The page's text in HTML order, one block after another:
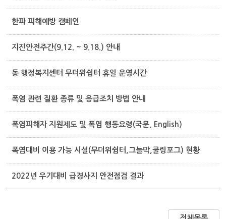
한파 피해예방 캠페인
지진안전주간(9.12. ~ 9.18.) 안내
동 행정복지센터 무더위쉼터 휴일 운영시간
폭염 관련 질환 종류 및 응급조치 방법 안내
폭염피해자 지원제도 및 폭염 행동요령(국문, English)
폭염대비 이용 가능 시설(무더위쉼터,그늘막,쿨링포그) 현황
2022년 우기대비 급경사지 안전점검 결과